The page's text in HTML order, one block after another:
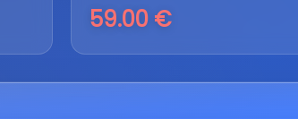
59.00 €